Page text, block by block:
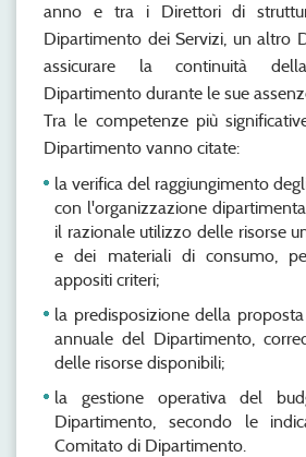
anno e tra i Direttori di
Dipartimento dei Servizi, un altro
assicurare la continuità
Dipartimento durante le sue
Tra le competenze più
Dipartimento vanno citate:
la verifica del raggiungimento
con l'organizzazione
il razionale utilizzo delle risorse
e dei materiali di consumo,
appositi criteri;
la predisposizione della
annuale del Dipartimento,
delle risorse disponibili;
la gestione operativa del
Dipartimento, secondo le
Comitato di Dipartimento.